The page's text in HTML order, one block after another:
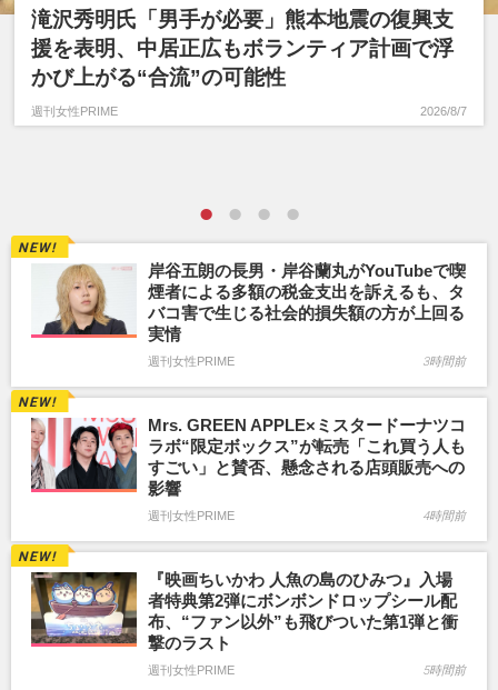
滝沢秀明氏「男手が必要」熊本地震の復興支
援を表明、中居正広もボランティア計画で浮
かび上がる“合流”の可能性
週刊女性PRIME 2026/8/7
岸谷五朗の長男・岸谷蘭丸がYouTubeで喫
煙者による多額の税金支出を訴えるも、タ
バコ害で生じる社会的損失額の方が上回る
実情
週刊女性PRIME 3時間前
Mrs. GREEN APPLE×ミスタードーナツコ
ラボ“限定ボックス”が転売「これ買う人も
すごい」と賛否、懸念される店頭販売への
影響
週刊女性PRIME 4時間前
『映画ちいかわ 人魚の島のひみつ』入場
者特典第2弾にボンボンドロップシール配
布、“ファン以外”も飛びついた第1弾と衝
撃のラスト
週刊女性PRIME 5時間前